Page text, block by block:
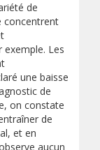
de
concentrent
exemple. Les
une baisse
de
on constate
de
et en
aucun